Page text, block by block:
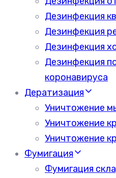
Дезинфекция
Дезинфекция
Дезинфекция
Дезинфекция
коронавируса
Дератизация
Уничтожение
Уничтожение
Уничтожение
Фумигация
Фумигация